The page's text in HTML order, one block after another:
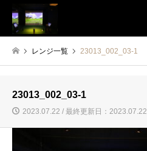
レンジ一覧 23013_002_03-1
23013_002_03-1
2023.07.22 / 最終更新日：2023.07.22